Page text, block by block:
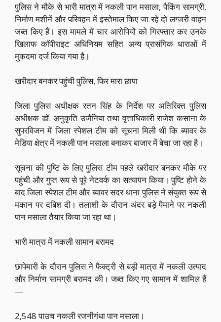
पुलिस ने मौके से भारी मात्रा में नकली पान मसाला, पैकिंग सामग्री,
निर्माण मशीनें और परिवहन में इस्तेमाल किए जा रहे दो लग्जरी वाहन
जब्त किए हैं। इस मामले में चार आरोपियों को गिरफ्तार कर उनके
खिलाफ कॉपीराइट अधिनियम सहित अन्य प्रासंगिक धाराओं में
मुकदमा दर्ज किया गया है।
खरीदार बनकर पहुंची पुलिस, फिर मारा छापा
जिला पुलिस अधीक्षक रतन सिंह के निर्देश पर अतिरिक्त पुलिस
अधीक्षक डॉ. अनुकृति उजैनिया तथा वृत्ताधिकारी राजेश कसाना के
सुपरविजन में जिला स्पेशल टीम को सूचना मिली थी कि ब्यावर के
मेडिया क्षेत्र में नकली पान मसाला बनाकर बाजार में बेचा जा रहा है।
सूचना की पुष्टि के लिए पुलिस टीम पहले खरीदार बनकर मौके पर
पहुंची और गुप्त रूप से पूरे नेटवर्क का सत्यापन किया। पुष्टि होने के
बाद जिला स्पेशल टीम और ब्यावर सदर थाना पुलिस ने संयुक्त रूप से
मकान पर दबिश दी। तलाशी के दौरान अंदर बड़े पैमाने पर नकली
पान मसाला तैयार किया जा रहा था।
भारी मात्रा में नकली सामान बरामद
छापेमारी के दौरान पुलिस ने फैक्ट्री से बड़ी मात्रा में नकली उत्पाद
और निर्माण सामग्री बरामद की। जब्त किए गए सामान में शामिल हैं
—
2,548 पाउच नकली रजनीगंधा पान मसाला।